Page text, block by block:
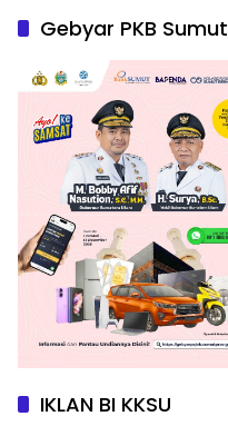
Gebyar PKB Sumut
IKLAN BI KKSU